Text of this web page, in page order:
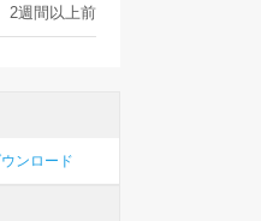
2週間以上前
ンロード